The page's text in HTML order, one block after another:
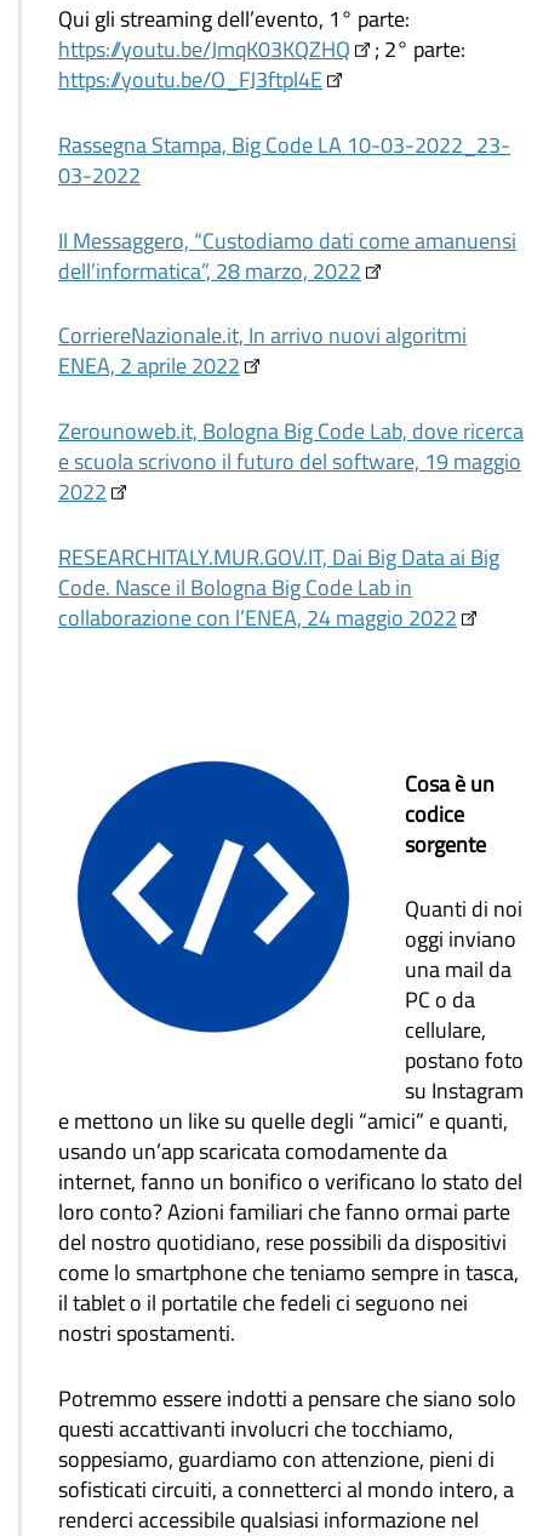
Qui gli streaming dell’evento, 1° parte:
https://youtu.be/JmqK03KQZHQ
; 2° parte:
https://youtu.be/O_FJ3ftpl4E
Rassegna Stampa, Big Code LA 10-03-2022_23-
03-2022
Il Messaggero, “Custodiamo dati come amanuensi
dell’informatica”, 28 marzo, 2022
CorriereNazionale.it, In arrivo nuovi algoritmi
ENEA, 2 aprile 2022
Zerounoweb.it, Bologna Big Code Lab, dove ricerca
e scuola scrivono il futuro del software, 19 maggio
2022
RESEARCHITALY.MUR.GOV.IT, Dai Big Data ai Big
Code. Nasce il Bologna Big Code Lab in
collaborazione con l’ENEA, 24 maggio 2022
Cosa è un
codice
sorgente
Quanti di noi
oggi inviano
una mail da
PC o da
cellulare,
postano foto
su Instagram
e mettono un like su quelle degli “amici” e quanti,
usando un’app scaricata comodamente da
internet, fanno un bonifico o verificano lo stato del
loro conto? Azioni familiari che fanno ormai parte
del nostro quotidiano, rese possibili da dispositivi
come lo smartphone che teniamo sempre in tasca,
il tablet o il portatile che fedeli ci seguono nei
nostri spostamenti.
Potremmo essere indotti a pensare che siano solo
questi accattivanti involucri che tocchiamo,
soppesiamo, guardiamo con attenzione, pieni di
sofisticati circuiti, a connetterci al mondo intero, a
renderci accessibile qualsiasi informazione nel